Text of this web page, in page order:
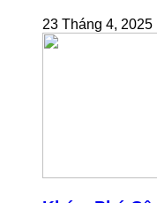
23 Tháng 4, 2025